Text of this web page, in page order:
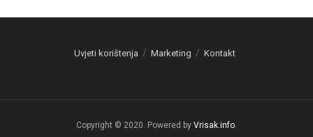
Uvjeti korištenja Marketing Kontakt
Copyright © 2020. Powered by Vrisak.info.